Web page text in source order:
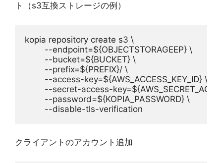
ト（s3互換ストレージの例）
kopia repository create s3 \
        --endpoint=${OBJECTSTORAGEEP} \
        --bucket=${BUCKET} \
        --prefix=${PREFIX}/ \
        --access-key=${AWS_ACCESS_KEY_ID} \
--secret-access-
        --password=${KOPIA_PASSWORD} \
--disable-tls-verification
クライアントのアカウント追加